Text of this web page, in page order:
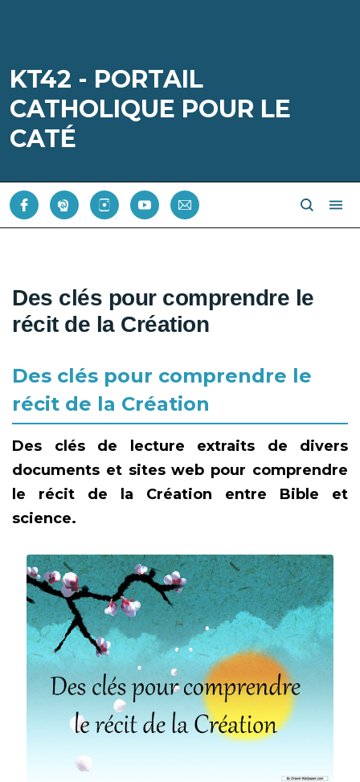
KT42 - PORTAIL
CATHOLIQUE POUR LE
CATÉ
Des clés pour comprendre le
récit de la Création
Des clés pour comprendre le
récit de la Création
Des clés de lecture extraits de divers
documents et sites web pour comprendre
le récit de la Création entre Bible et
science.